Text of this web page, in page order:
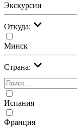
Экскурсии
Откуда:
Минск
Страна:
Испания
Франция